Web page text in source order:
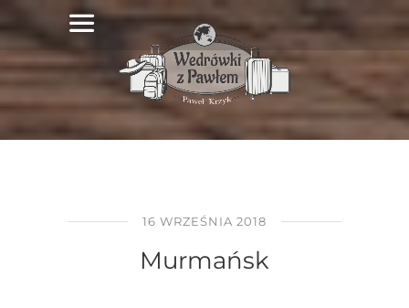
16 WRZEŚNIA 2018
Murmańsk